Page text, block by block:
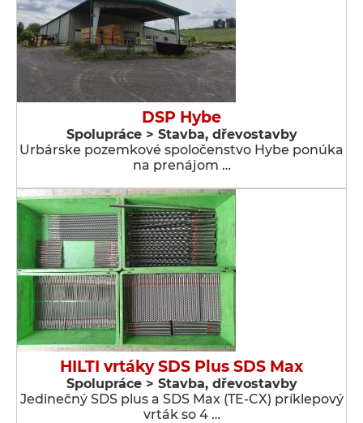
DSP Hybe
Spolupráce > Stavba, dřevostavby
Urbárske pozemkové spoločenstvo Hybe ponúka
na prenájom …
HILTI vrtáky SDS Plus SDS Max
Spolupráce > Stavba, dřevostavby
Jedinečný SDS plus a SDS Max (TE-CX) príklepový
vrták so 4 …